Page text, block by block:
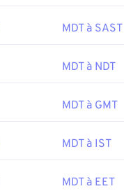
MDT à SAST
MDT à NDT
MDT à GMT
MDT à IST
MDT à EET